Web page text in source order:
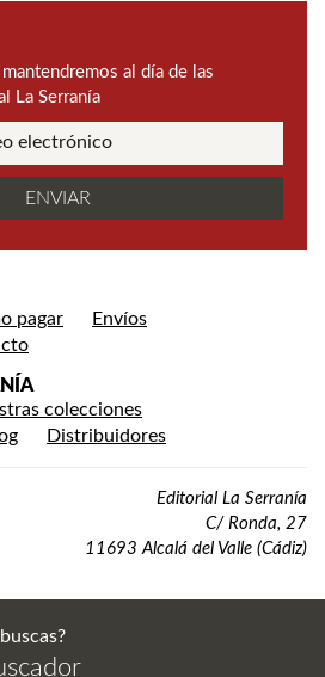
al día de las
La Serranía
pagar
Envíos
colecciones
Distribuidores
Editorial La Serranía
C/ Ronda, 27
11693 Alcalá del Valle (Cádiz)